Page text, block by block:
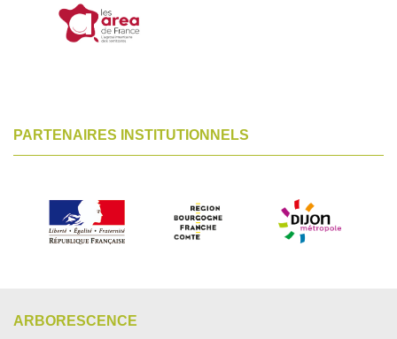
PARTENAIRES INSTITUTIONNELS
ARBORESCENCE